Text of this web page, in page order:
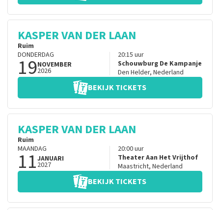
KASPER VAN DER LAAN
Ruim
DONDERDAG
19NOVEMBER
2026
20:15 uur
Schouwburg De Kampanje
Den Helder, Nederland
BEKIJK TICKETS
KASPER VAN DER LAAN
Ruim
MAANDAG
11JANUARI
2027
20:00uur
Theater Aan Het Vrijthof
Maastricht, Nederland
BEKIJK TICKETS